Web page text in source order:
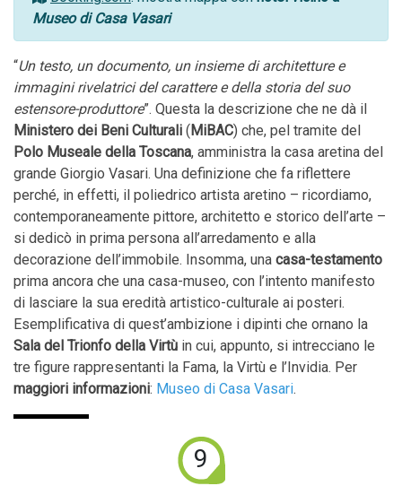
Museo di Casa Vasari
“Un testo, un documento, un insieme di architetture e
immagini rivelatrici del carattere e della storia del suo
estensore-produttore”. Questa la descrizione che ne dà il
Ministero dei Beni Culturali (MiBAC) che, pel tramite del
Polo Museale della Toscana, amministra la casa aretina del
grande Giorgio Vasari. Una definizione che fa riflettere
perché, in effetti, il poliedrico artista aretino – ricordiamo,
contemporaneamente pittore, architetto e storico dell’arte –
si dedicò in prima persona all’arredamento e alla
decorazione dell’immobile. Insomma, una casa-testamento
prima ancora che una casa-museo, con l’intento manifesto
di lasciare la sua eredità artistico-culturale ai posteri.
Esemplificativa di quest’ambizione i dipinti che ornano la
Sala del Trionfo della Virtù in cui, appunto, si intrecciano le
tre figure rappresentanti la Fama, la Virtù e l’Invidia. Per
maggiori informazioni: Museo di Casa Vasari.
9